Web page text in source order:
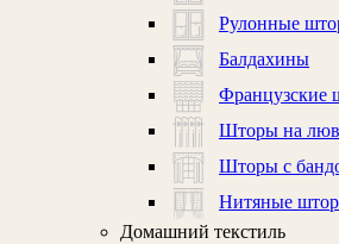
Рулонные
Балдахины
Французские
Шторы на
Шторы с
Нитяные
Домашний текстиль